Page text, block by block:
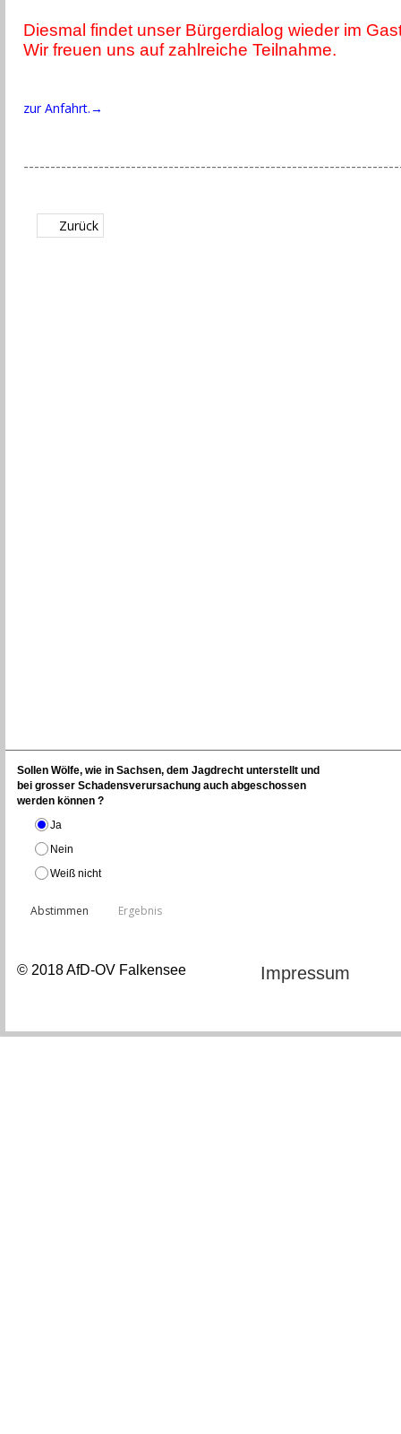
Diesmal findet unser Bürgerdialog wieder im
Wir freuen uns auf zahlreiche Teilnahme.
zur Anfahrt.→
Zurück
Sollen Wölfe, wie in Sachsen, dem Jagdrecht unterstellt und
bei grosser Schadensverursachung auch abgeschossen
werden können ?
Ja
Nein
Weiß nicht
© 2018 AfD-OV Falkensee Impressum